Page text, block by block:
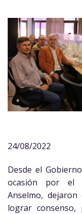
24/08/2022
Desde el
ocasión por el
Anselmo,
lograr